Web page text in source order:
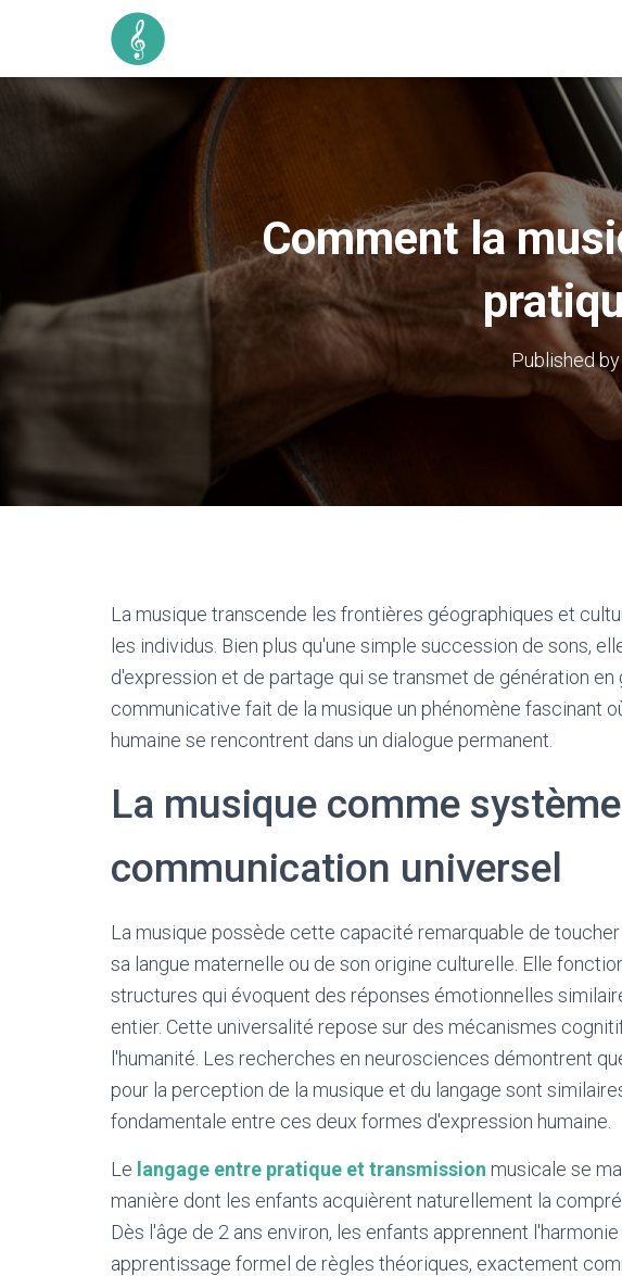
Comment la
Published by
La musique transcende les frontières géographiques et
les individus. Bien plus qu'une simple succession de sons,
d'expression et de partage qui se transmet de génération
communicative fait de la musique un phénomène fascinant
humaine se rencontrent dans un dialogue permanent.
La musique comme
communication universel
La musique possède cette capacité remarquable de
sa langue maternelle ou de son origine culturelle. Elle
structures qui évoquent des réponses émotionnelles
entier. Cette universalité repose sur des mécanismes
l'humanité. Les recherches en neurosciences démontrent
pour la perception de la musique et du langage sont
fondamentale entre ces deux formes d'expression humaine.
Le langage entre pratique et transmission musicale se
manière dont les enfants acquièrent naturellement la
Dès l'âge de 2 ans environ, les enfants apprennent
apprentissage formel de règles théoriques, exactement